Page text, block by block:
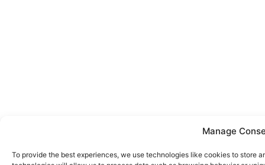
Manage
To provide the best experiences, we use technologies like cookies to store